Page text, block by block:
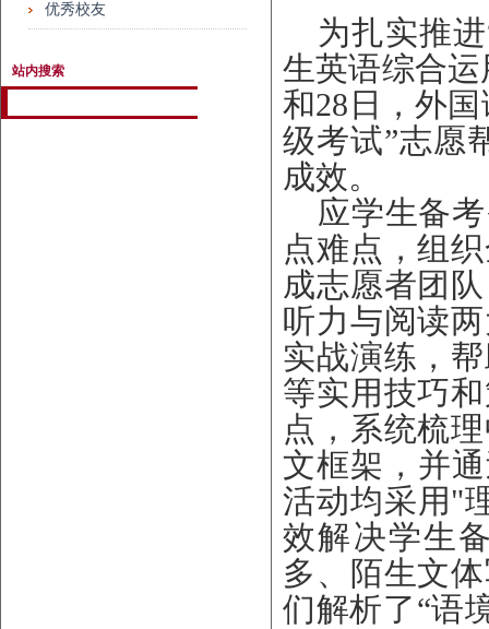
优秀校友
站内搜索
为扎实推进
生英语综合
和28日，外
级考试”志愿
成效。
应学生备
点难点，组
成志愿者团
听力与阅读
实战演练，
等实用技巧
点，系统梳
文框架，并
活动均采用"
效解决学生
多、陌生文
们解析了“语